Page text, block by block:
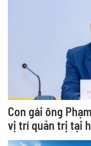
Con gái ông
vị trí quản trị tại